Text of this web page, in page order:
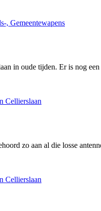
, Gemeentewapens
in oude tijden. Er is nog
Cellierslaan
zo aan al die losse
Cellierslaan